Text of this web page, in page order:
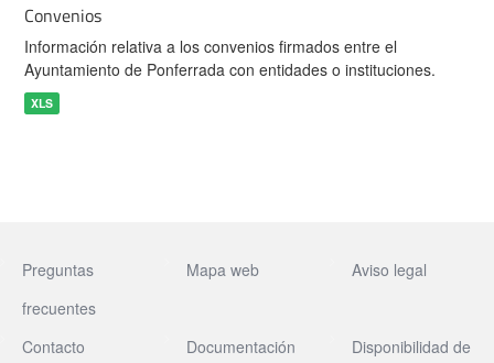
Convenios
Información relativa a los convenios firmados entre el
Ayuntamiento de Ponferrada con entidades o instituciones.
XLS
Preguntas
frecuentes
Mapa web Aviso legal
Contacto Documentación
Disponibilidad de